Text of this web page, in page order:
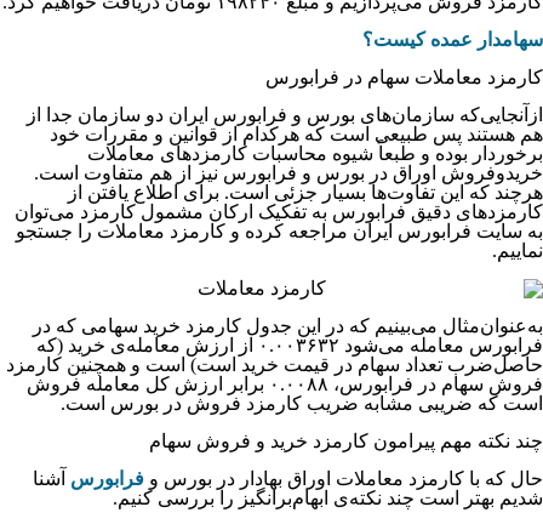
سهامدار عمده کیست؟
کارمزد معاملات سهام در فرابورس
ازآنجایی‌که سازمان‌های بورس و فرابورس ایران دو سازمان جدا از
هم هستند پس طبیعی است که هرکدام از قوانین و مقررات خود
برخوردار بوده و طبعاً شیوه محاسبات کارمزدهای معاملات
خریدوفروش اوراق در بورس و فرابورس نیز از هم متفاوت است.
هرچند که این تفاوت‌ها بسیار جزئی است. برای اطلاع یافتن از
کارمزدهای دقیق فرابورس به تفکیک ارکان مشمول کارمزد می‌توان
به سایت فرابورس ایران مراجعه کرده و کارمزد معاملات را جستجو
نماییم.
به‌عنوان‌مثال می‌بینیم که در این جدول کارمزد خرید سهامی که در
فرابورس معامله می‌شود ۰.۰۰۳۶۳۲ از ارزش معامله‌ی خرید (که
حاصل‌ضرب تعداد سهام در قیمت خرید است) است و همچنین کارمزد
فروش سهام در فرابورس، ۰.۰۰۸۸ برابر ارزش کل معامله فروش
است که ضریبی مشابه ضریب کارمزد فروش در بورس است.
چند نکته مهم پیرامون کارمزد خرید و فروش سهام
حال که با کارمزد معاملات اوراق بهادار در بورس و فرابورس آشنا
شدیم بهتر است چند نکته‌ی ابهام‌برانگیز را بررسی کنیم.